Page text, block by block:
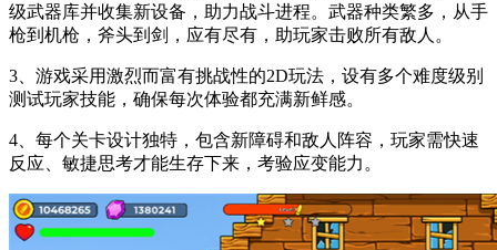
级武器库并收集新设备，助力战斗进程。武器种类繁多，从手
枪到机枪，斧头到剑，应有尽有，助玩家击败所有敌人。
3、游戏采用激烈而富有挑战性的2D玩法，设有多个难度级别
测试玩家技能，确保每次体验都充满新鲜感。
4、每个关卡设计独特，包含新障碍和敌人阵容，玩家需快速
反应、敏捷思考才能生存下来，考验应变能力。